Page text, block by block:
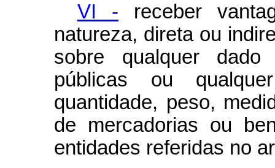
VI - receber
natureza, direta ou
sobre qualquer
públicas ou
quantidade, peso,
de mercadorias ou
entidades referidas no